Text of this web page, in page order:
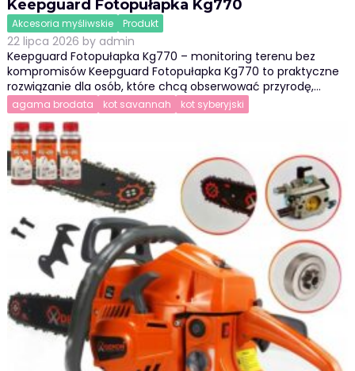
Keepguard Fotopułapka Kg770
Akcesoria myśliwskie Produkt
22 lipca 2026 by admin
Keepguard Fotopułapka Kg770 – monitoring terenu bez
kompromisów Keepguard Fotopułapka Kg770 to praktyczne
rozwiązanie dla osób, które chcą obserwować przyrodę,…
agama brodata kot savannah kot syberyjski